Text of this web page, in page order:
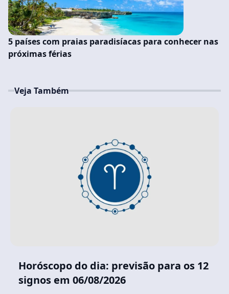
5 países com praias paradisíacas para conhecer nas
próximas férias
Veja Também
Horóscopo do dia: previsão para os 12
signos em 06/08/2026